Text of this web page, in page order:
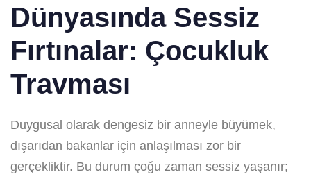
Dünyasında Sessiz
Fırtınalar: Çocukluk
Travması
Duygusal olarak dengesiz bir anneyle büyümek,
dışarıdan bakanlar için anlaşılması zor bir
gerçekliktir. Bu durum çoğu zaman sessiz yaşanır;